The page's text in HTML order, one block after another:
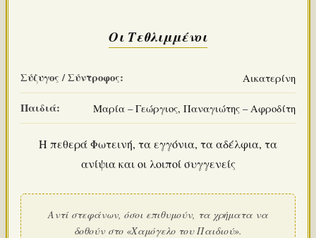
Οι Τεθλιμμένοι
Σύζυγος / Σύντροφος: Αικατερίνη
Παιδιά: Μαρία – Γεώργιος, Παναγιώτης – Αφροδίτη
Η πεθερά Φωτεινή, τα εγγόνια, τα αδέλφια, τα
ανίψια και οι λοιποί συγγενείς
Αντί στεφάνων, όσοι επιθυμούν, τα χρήματα να
δοθούν στο «Χαμόγελο του Παιδιού».